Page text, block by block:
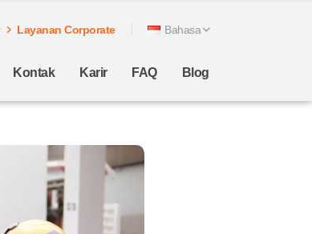
Layanan Corporate Bahasa
Kontak Karir FAQ Blog